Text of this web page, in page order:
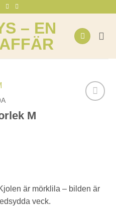
M
är mörklila – bilden är
veck.